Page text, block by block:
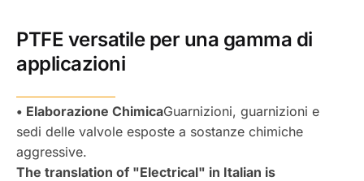
PTFE versatile per una gamma di
applicazioni
• Elaborazione ChimicaGuarnizioni, guarnizioni e
sedi delle valvole esposte a sostanze chimiche
aggressive.
The translation of "Electrical" in Italian is